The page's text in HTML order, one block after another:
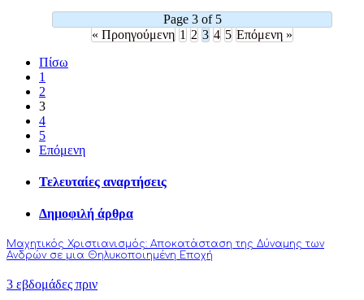
Page 3 of 5
« Προηγούμενη 1 2 3 4 5 Επόμενη »
Πίσω
1
2
3
4
5
Επόμενη
Τελευταίες αναρτήσεις
Δημοφιλή άρθρα
Μαχητικός Χριστιανισμός: Αποκατάσταση της Δύναμης των
Ανδρών σε μια Θηλυκοποιημένη Εποχή
3 εβδομάδες πριν